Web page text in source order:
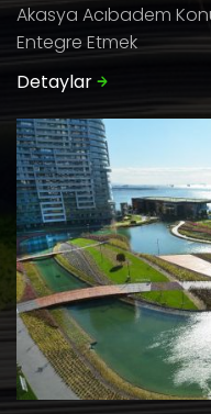
Akasya Acıbadem
Entegre Etmek
Detaylar